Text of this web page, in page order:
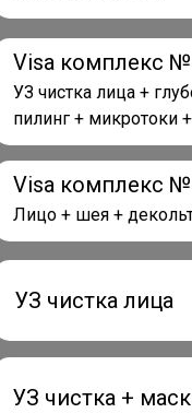
Visa комплекс
УЗ чистка лица +
пилинг + микротоки
Visa комплекс
Лицо + шея +
УЗ чистка лица
УЗ чистка +